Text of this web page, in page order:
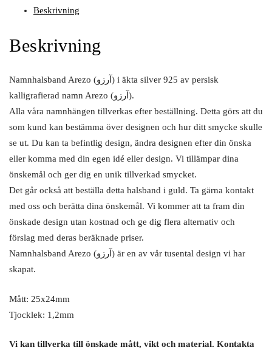
Beskrivning
Beskrivning
Namnhalsband Arezo (آرزو) i äkta silver 925 av persisk
kalligrafierad namn Arezo (آرزو).
Alla våra namnhängen tillverkas efter beställning. Detta görs att du
som kund kan bestämma över designen och hur ditt smycke skulle
se ut. Du kan ta befintlig design, ändra designen efter din önska
eller komma med din egen idé eller design. Vi tillämpar dina
önskemål och ger dig en unik tillverkad smycket.
Det går också att beställa detta halsband i guld. Ta gärna kontakt
med oss och berätta dina önskemål. Vi kommer att ta fram din
önskade design utan kostnad och ge dig flera alternativ och
förslag med deras beräknade priser.
Namnhalsband Arezo (آرزو) är en av vår tusental design vi har
skapat.
Mått: 25x24mm
Tjocklek: 1,2mm
Vi kan tillverka till önskade mått, vikt och material. Kontakta